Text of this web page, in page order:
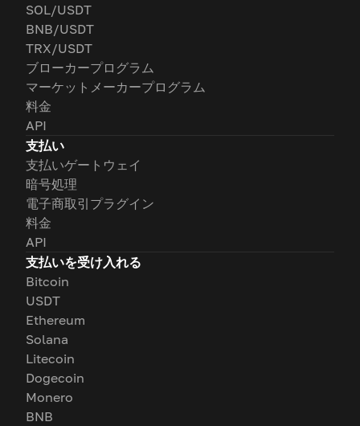
SOL/USDT
BNB/USDT
TRX/USDT
ブローカープログラム
マーケットメーカープログラム
料金
API
支払い
支払いゲートウェイ
暗号処理
電子商取引プラグイン
料金
API
支払いを受け入れる
Bitcoin
USDT
Ethereum
Solana
Litecoin
Dogecoin
Monero
BNB